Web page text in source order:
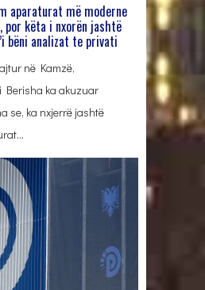
aparaturat më moderne
por këta i nxorën jashtë
bëni analizat te privati
në Kamzë,
Berisha ka akuzuar
se, ka nxjerrë jashtë